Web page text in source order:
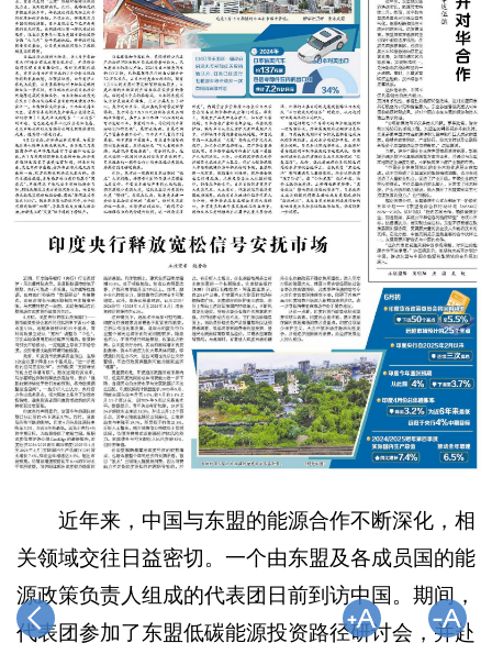
近年来，中国与东盟的能源合作不断深化，相
关领域交往日益密切。一个由东盟及各成员国的能
源政策负责人组成的代表团日前到访中国。期间，
代表团参加了东盟低碳能源投资路径研讨会，并赴